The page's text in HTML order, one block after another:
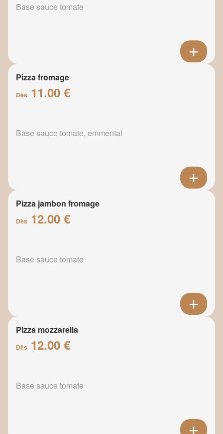
Base sauce tomate
Pizza fromage
Dès 11.00 €
Base sauce tomate, emmental
Pizza jambon fromage
Dès 12.00 €
Base sauce tomate
Pizza mozzarella
Dès 12.00 €
Base sauce tomate